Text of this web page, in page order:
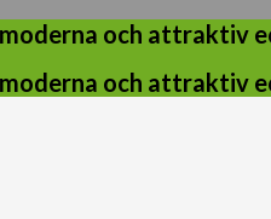
och attraktiv
och attraktiv